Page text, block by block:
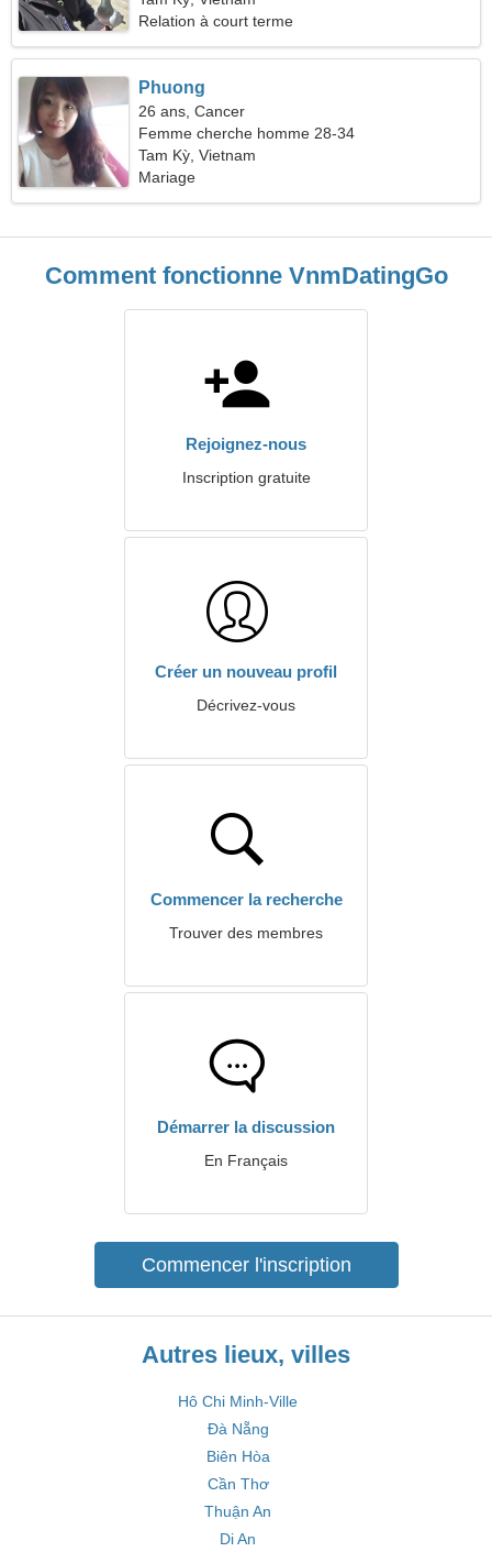
Relation à court terme
Phuong
26 ans, Cancer
Femme cherche homme 28-34
Tam Kỳ, Vietnam
Mariage
Comment fonctionne VnmDatingGo
Rejoignez-nous
Inscription gratuite
Créer un nouveau profil
Décrivez-vous
Commencer la recherche
Trouver des membres
Démarrer la discussion
En Français
Commencer l'inscription
Autres lieux, villes
Hô Chi Minh-Ville
Đà Nẵng
Biên Hòa
Cần Thơ
Thuận An
Di An